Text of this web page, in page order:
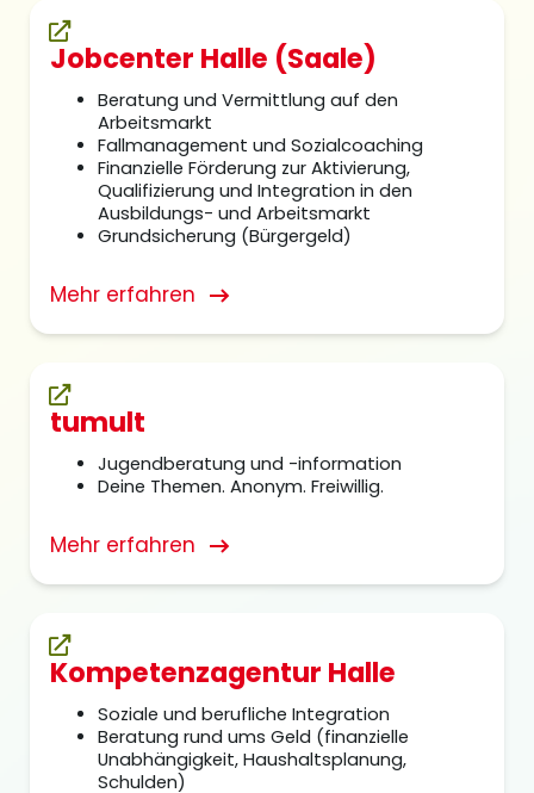
Jobcenter Halle (Saale)
Beratung und Vermittlung auf den
Arbeitsmarkt
Fallmanagement und Sozialcoaching
Finanzielle Förderung zur Aktivierung,
Qualifizierung und Integration in den
Ausbildungs- und Arbeitsmarkt
Grundsicherung (Bürgergeld)
Mehr erfahren
tumult
Jugendberatung und -information
Deine Themen. Anonym. Freiwillig.
Mehr erfahren
Kompetenzagentur Halle
Soziale und berufliche Integration
Beratung rund ums Geld (finanzielle
Unabhängigkeit, Haushaltsplanung,
Schulden)